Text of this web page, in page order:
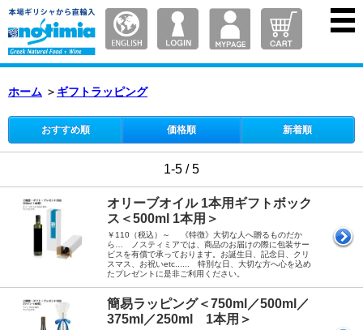
ホーム ＞ ギフトラッピング
おすすめ順 価格順 新着順
1-5 / 5
オリーブオイル 1本用ギフトボック
ス＜500ml 1本用＞
￥110（税込）～ 《特徴》大切な人へ贈るものだか
ら… ノスティミアでは、商品のお届けの際に包装サー
ビスを有償で承っております。お誕生日、記念日、クリ
スマス、お祝いetc...... 特別な日、大切な方へ心を込め
たプレゼントに是非ご利用ください。
簡易ラッピング＜750ml／500ml／
375ml／250ml 1本用＞